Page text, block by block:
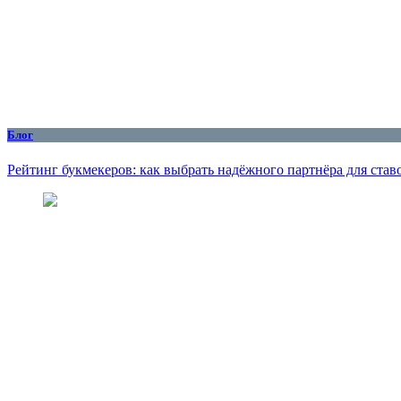
Блог
Рейтинг букмекеров: как выбрать надёжного партнёра для